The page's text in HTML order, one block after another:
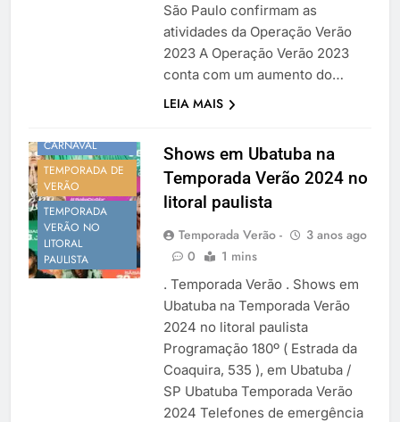
São Paulo confirmam as
atividades da Operação Verão
2023 A Operação Verão 2023
conta com um aumento do…
LEIA MAIS
CARNAVAL
TEMPORADA DE
VERÃO
TEMPORADA
VERÃO NO
LITORAL
PAULISTA
Shows em Ubatuba na
Temporada Verão 2024 no
litoral paulista
Temporada Verão -
3 anos ago
0
1 mins
. Temporada Verão . Shows em
Ubatuba na Temporada Verão
2024 no litoral paulista
Programação 180º ( Estrada da
Coaquira, 535 ), em Ubatuba /
SP Ubatuba Temporada Verão
2024 Telefones de emergência